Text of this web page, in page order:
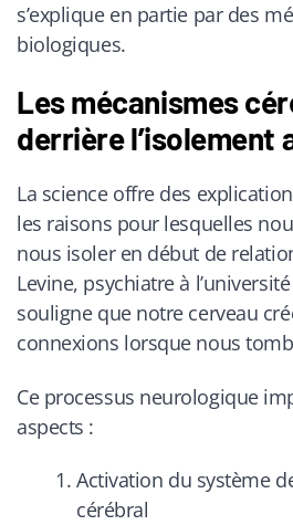
s’explique en partie par des
biologiques.
Les mécanismes
derrière l’isolement
La science offre des
les raisons pour lesquelles
nous isoler en début de
Levine, psychiatre à
souligne que notre cerveau
connexions lorsque nous
Ce processus neurologique
aspects :
Activation du système
cérébral